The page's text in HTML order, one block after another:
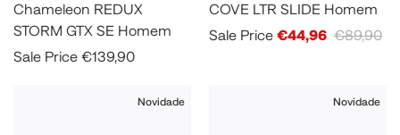
Chameleon REDUX
STORM GTX SE Homem
Sale Price €139,90
COVE LTR SLIDE Homem
Sale Price €44,96 €89,90
Novidade Novidade